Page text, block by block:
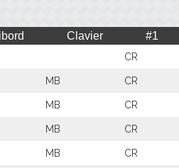
Clavier #1
CR
MB CR
MB CR
MB CR
MB CR